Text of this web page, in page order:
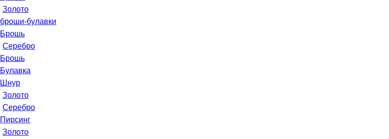
Золото
броши-булавки
Брошь
Серебро
Брошь
Булавка
Шнур
Золото
Серебро
Пирсинг
Золото